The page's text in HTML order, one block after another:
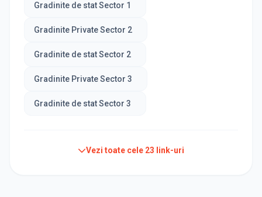
Gradinite de stat Sector 1
Gradinite Private Sector 2
Gradinite de stat Sector 2
Gradinite Private Sector 3
Gradinite de stat Sector 3
Vezi toate cele 23 link-uri